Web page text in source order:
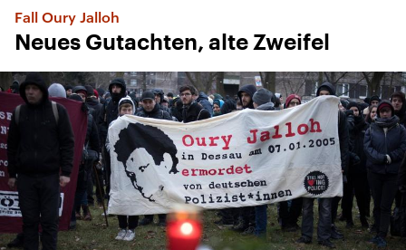
Fall Oury Jalloh
Neues Gutachten, alte Zweifel